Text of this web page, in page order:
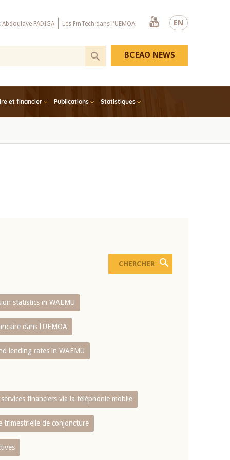
EN
Abdoulaye FADIGA Les FinTech dans l'UEMOA
Youtube
et financier Publications Statistiques
BCEAO NEWS
statistics in WAEMU
dans l'UEMOA
lending rates in WAEMU
financiers via la téléphonie mobile
trimestrielle de conjoncture